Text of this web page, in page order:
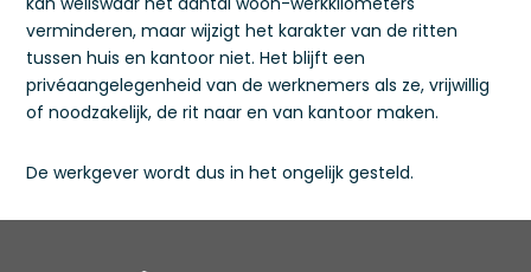
verminderen, maar wijzigt het karakter van de ritten
tussen huis en kantoor niet. Het blijft een
privéaangelegenheid van de werknemers als ze, vrijwillig
of noodzakelijk, de rit naar en van kantoor maken.
De werkgever wordt dus in het ongelijk gesteld.